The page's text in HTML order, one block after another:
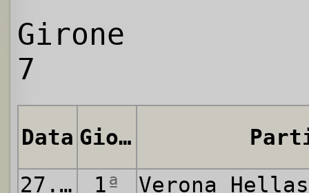
Girone
7
Data Giornata
27.08.1975
1ª
Verona